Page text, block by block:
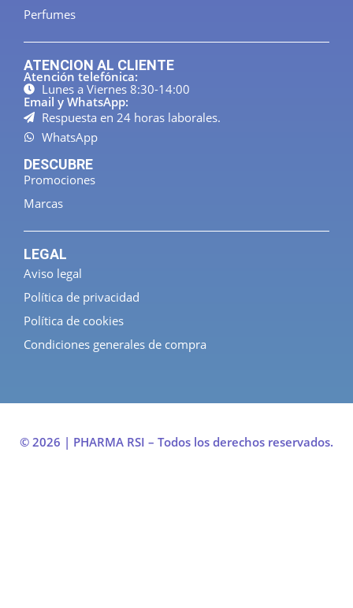
Perfumes
ATENCION AL CLIENTE
Atención telefónica:
Lunes a Viernes 8:30-14:00
Email y WhatsApp:
Respuesta en 24 horas laborales.
WhatsApp
DESCUBRE
Promociones
Marcas
LEGAL
Aviso legal
Política de privacidad
Política de cookies
Condiciones generales de compra
© 2026 | PHARMA RSI – Todos los derechos reservados.